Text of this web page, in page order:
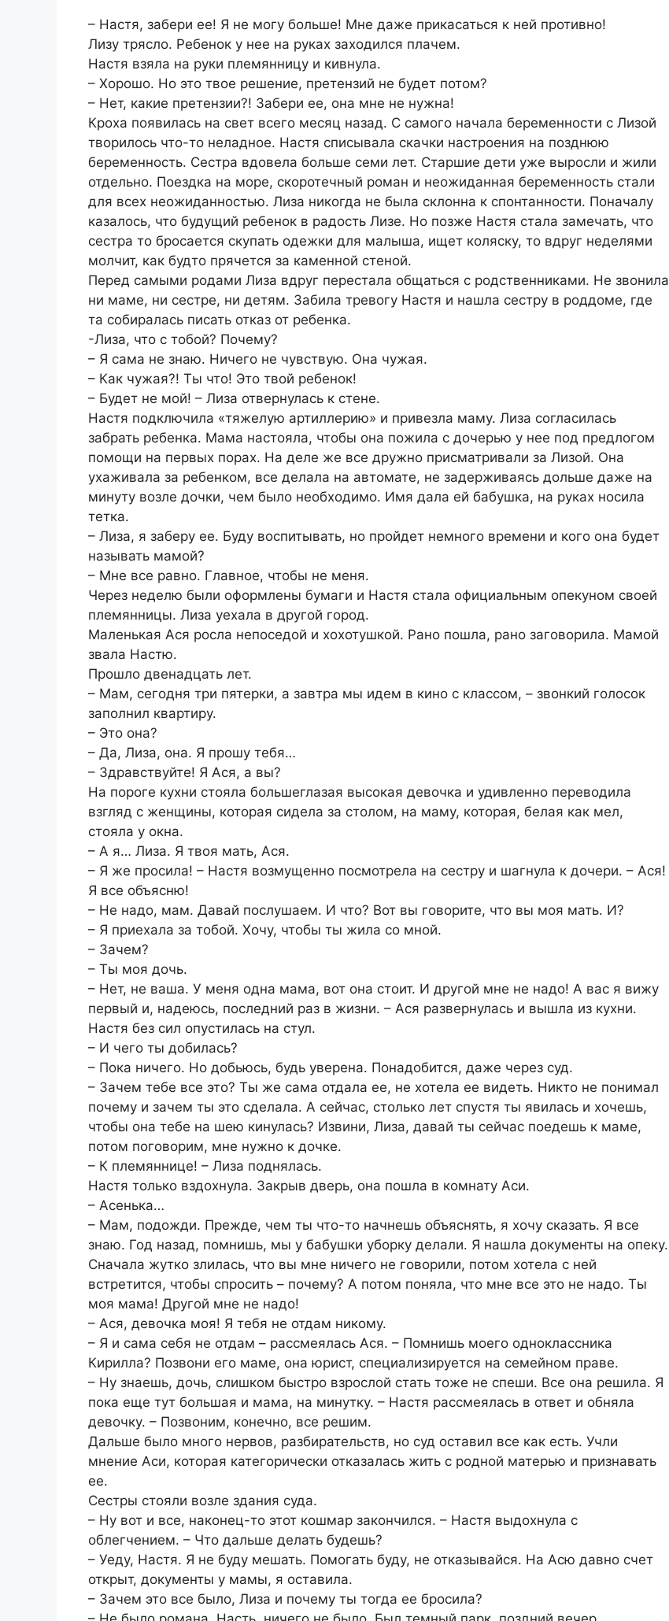
– Настя, забери ее! Я не могу больше! Мне даже прикасаться к ней противно!
Лизу трясло. Ребенок у нее на руках заходился плачем.
Настя взяла на руки племянницу и кивнула.
– Хорошо. Но это твое решение, претензий не будет потом?
– Нет, какие претензии?! Забери ее, она мне не нужна!
Кроха появилась на свет всего месяц назад. С самого начала беременности с Лизой
творилось что-то неладное. Настя списывала скачки настроения на позднюю
беременность. Сестра вдовела больше семи лет. Старшие дети уже выросли и жили
отдельно. Поездка на море, скоротечный роман и неожиданная беременность стали
для всех неожиданностью. Лиза никогда не была склонна к спонтанности. Поначалу
казалось, что будущий ребенок в радость Лизе. Но позже Настя стала замечать, что
сестра то бросается скупать одежки для малыша, ищет коляску, то вдруг неделями
молчит, как будто прячется за каменной стеной.
Перед самыми родами Лиза вдруг перестала общаться с родственниками. Не звонила
ни маме, ни сестре, ни детям. Забила тревогу Настя и нашла сестру в роддоме, где
та собиралась писать отказ от ребенка.
-Лиза, что с тобой? Почему?
– Я сама не знаю. Ничего не чувствую. Она чужая.
– Как чужая?! Ты что! Это твой ребенок!
– Будет не мой! – Лиза отвернулась к стене.
Настя подключила «тяжелую артиллерию» и привезла маму. Лиза согласилась
забрать ребенка. Мама настояла, чтобы она пожила с дочерью у нее под предлогом
помощи на первых порах. На деле же все дружно присматривали за Лизой. Она
ухаживала за ребенком, все делала на автомате, не задерживаясь дольше даже на
минуту возле дочки, чем было необходимо. Имя дала ей бабушка, на руках носила
тетка.
– Лиза, я заберу ее. Буду воспитывать, но пройдет немного времени и кого она будет
называть мамой?
– Мне все равно. Главное, чтобы не меня.
Через неделю были оформлены бумаги и Настя стала официальным опекуном своей
племянницы. Лиза уехала в другой город.
Маленькая Ася росла непоседой и хохотушкой. Рано пошла, рано заговорила. Мамой
звала Настю.
Прошло двенадцать лет.
– Мам, сегодня три пятерки, а завтра мы идем в кино с классом, – звонкий голосок
заполнил квартиру.
– Это она?
– Да, Лиза, она. Я прошу тебя…
– Здравствуйте! Я Ася, а вы?
На пороге кухни стояла большеглазая высокая девочка и удивленно переводила
взгляд с женщины, которая сидела за столом, на маму, которая, белая как мел,
стояла у окна.
– А я… Лиза. Я твоя мать, Ася.
– Я же просила! – Настя возмущенно посмотрела на сестру и шагнула к дочери. – Ася!
Я все объясню!
– Не надо, мам. Давай послушаем. И что? Вот вы говорите, что вы моя мать. И?
– Я приехала за тобой. Хочу, чтобы ты жила со мной.
– Зачем?
– Ты моя дочь.
– Нет, не ваша. У меня одна мама, вот она стоит. И другой мне не надо! А вас я вижу
первый и, надеюсь, последний раз в жизни. – Ася развернулась и вышла из кухни.
Настя без сил опустилась на стул.
– И чего ты добилась?
– Пока ничего. Но добьюсь, будь уверена. Понадобится, даже через суд.
– Зачем тебе все это? Ты же сама отдала ее, не хотела ее видеть. Никто не понимал
почему и зачем ты это сделала. А сейчас, столько лет спустя ты явилась и хочешь,
чтобы она тебе на шею кинулась? Извини, Лиза, давай ты сейчас поедешь к маме,
потом поговорим, мне нужно к дочке.
– К племяннице! – Лиза поднялась.
Настя только вздохнула. Закрыв дверь, она пошла в комнату Аси.
– Асенька…
– Мам, подожди. Прежде, чем ты что-то начнешь объяснять, я хочу сказать. Я все
знаю. Год назад, помнишь, мы у бабушки уборку делали. Я нашла документы на опеку.
Сначала жутко злилась, что вы мне ничего не говорили, потом хотела с ней
встретится, чтобы спросить – почему? А потом поняла, что мне все это не надо. Ты
моя мама! Другой мне не надо!
– Ася, девочка моя! Я тебя не отдам никому.
– Я и сама себя не отдам – рассмеялась Ася. – Помнишь моего одноклассника
Кирилла? Позвони его маме, она юрист, специализируется на семейном праве.
– Ну знаешь, дочь, слишком быстро взрослой стать тоже не спеши. Все она решила. Я
пока еще тут большая и мама, на минутку. – Настя рассмеялась в ответ и обняла
девочку. – Позвоним, конечно, все решим.
Дальше было много нервов, разбирательств, но суд оставил все как есть. Учли
мнение Аси, которая категорически отказалась жить с родной матерью и признавать
ее.
Сестры стояли возле здания суда.
– Ну вот и все, наконец-то этот кошмар закончился. – Настя выдохнула с
облегчением. – Что дальше делать будешь?
– Уеду, Настя. Я не буду мешать. Помогать буду, не отказывайся. На Асю давно счет
открыт, документы у мамы, я оставила.
– Зачем это все было, Лиза и почему ты тогда ее бросила?